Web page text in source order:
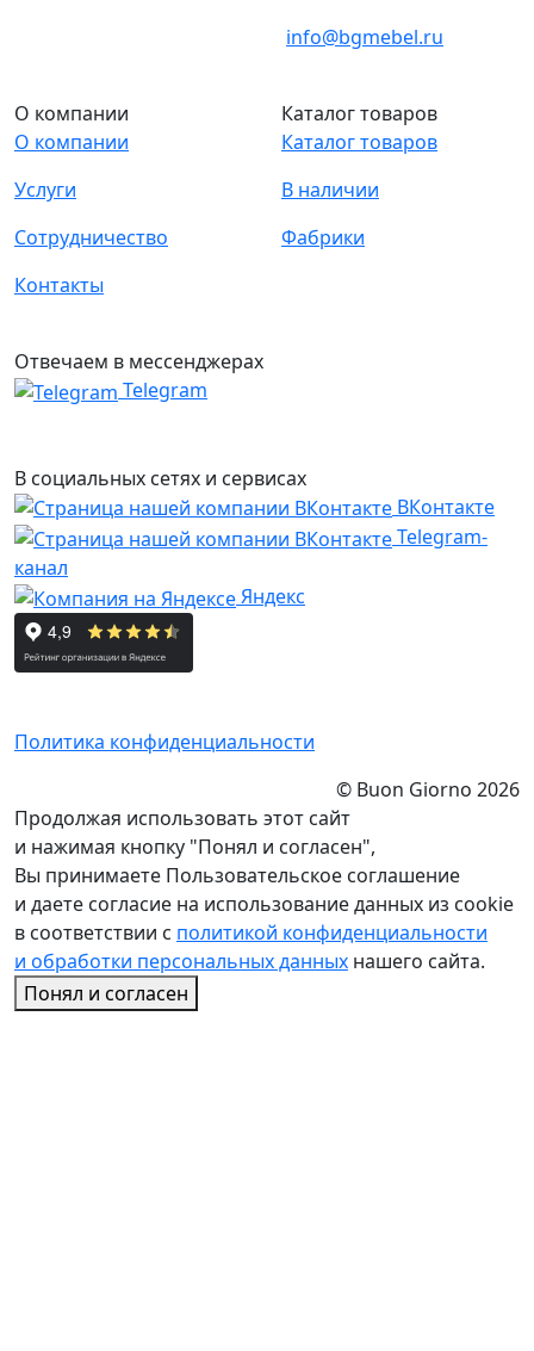
info@bgmebel.ru
О компании
О компании
Услуги
Сотрудничество
Контакты
Каталог товаров
Каталог товаров
В наличии
Фабрики
Отвечаем в мессенджерах
Telegram
В социальных сетях и сервисах
ВКонтакте
Telegram-
канал
Яндекс
Политика конфиденциальности
© Buon Giorno 2026
Продолжая использовать этот сайт
и нажимая кнопку "Понял и согласен",
Вы принимаете Пользовательское соглашение
и даете согласие на использование данных из cookie
в соответствии с политикой конфиденциальности
и обработки персональных данных нашего сайта.
Понял и согласен